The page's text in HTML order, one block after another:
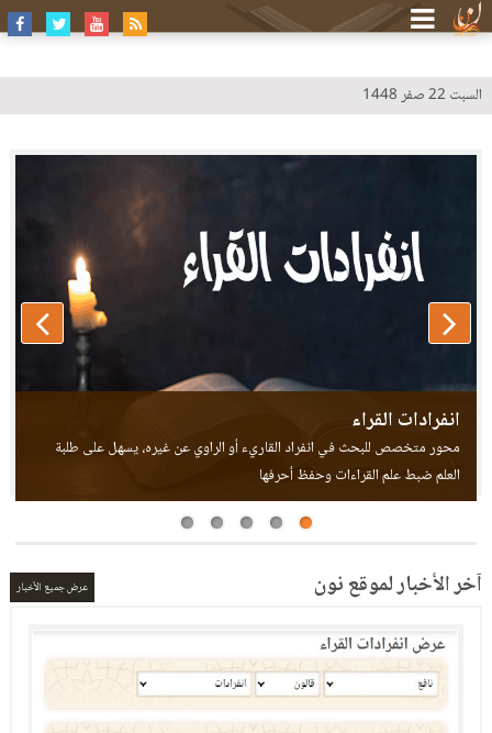
السبت 22 صفر 1448
انفرادات القراء
محور متخصص للبحث في انفراد القاريء أو الراوي عن غيره، يسهل على طلبة
العلم ضبط علم القراءات وحفظ أحرفها
طيبة النشر - عرض خلافات القراء
عرض جميع الأخبار آخر الأخبار لموقع نون